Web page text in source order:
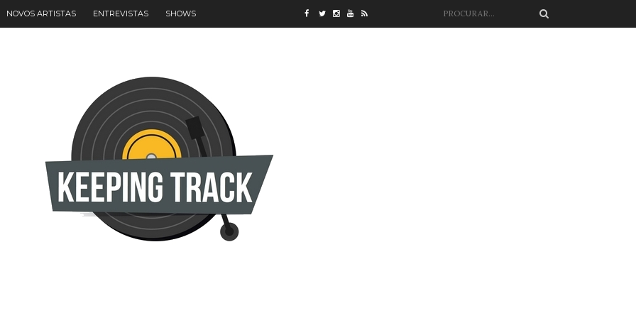
NOVOS ARTISTAS ENTREVISTAS SHOWS